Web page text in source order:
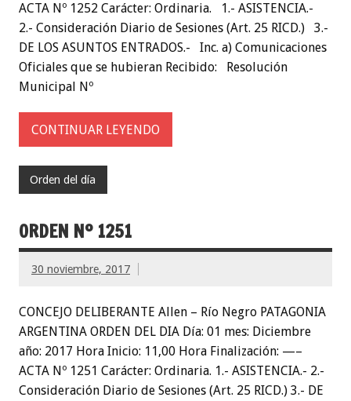
ACTA Nº 1252 Carácter: Ordinaria. 1.- ASISTENCIA.-
2.- Consideración Diario de Sesiones (Art. 25 RICD.) 3.-
DE LOS ASUNTOS ENTRADOS.- Inc. a) Comunicaciones
Oficiales que se hubieran Recibido: Resolución
Municipal Nº
CONTINUAR LEYENDO
Orden del día
ORDEN Nº 1251
30 noviembre, 2017
CONCEJO DELIBERANTE Allen – Río Negro PATAGONIA
ARGENTINA ORDEN DEL DIA Día: 01 mes: Diciembre
año: 2017 Hora Inicio: 11,00 Hora Finalización: —–
ACTA Nº 1251 Carácter: Ordinaria. 1.- ASISTENCIA.- 2.-
Consideración Diario de Sesiones (Art. 25 RICD.) 3.- DE